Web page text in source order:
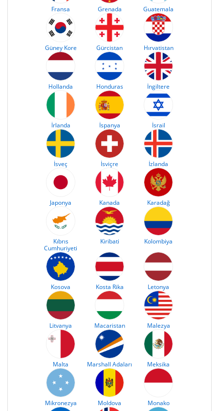
Fransa Grenada Guatemala
Güney Kore Gürcistan Hırvatistan
Hollanda Honduras İngiltere
İrlanda İspanya İsrail
İsveç İsviçre İzlanda
Japonya Kanada Karadağ
Kıbrıs
Cumhuriyeti
Kiribati Kolombiya
Kosova Kosta Rika Letonya
Litvanya Macaristan Malezya
Malta Marshall Adaları Meksika
Mikronezya Moldova Monako